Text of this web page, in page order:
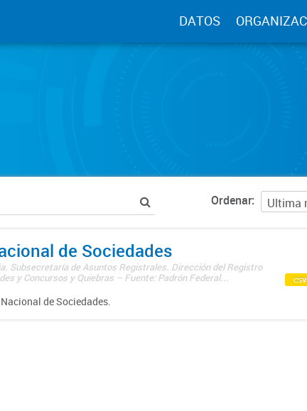
DATOS
Ordenar
de Sociedades
Subsecretaría de Asuntos Registrales. Dirección del Registro
y Concursos y Quiebras – Fuente: Padrón Federal...
de Sociedades.
csv